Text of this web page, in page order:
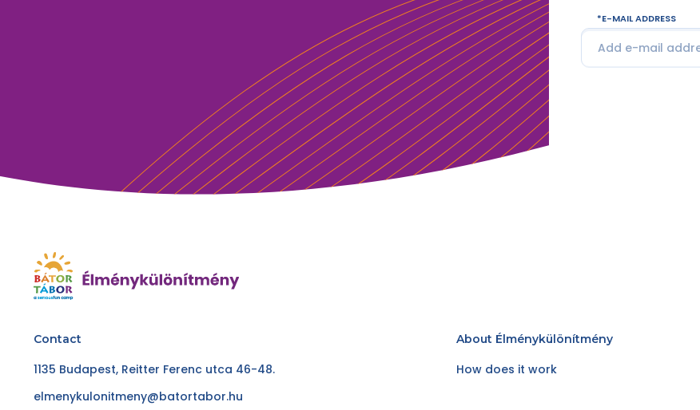
E-MAIL ADDRESS
Contact
1135 Budapest, Reitter Ferenc utca 46-48.
elmenykulonitmeny@batortabor.hu
About Élménykülönítmény
How does it work